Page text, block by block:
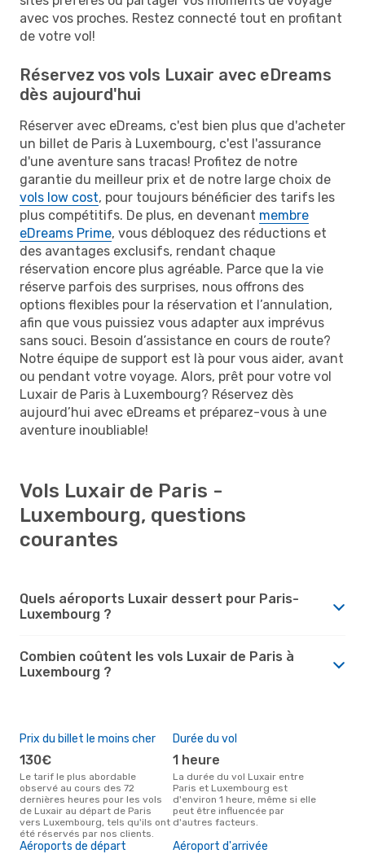
avec vos proches. Restez connecté tout en profitant
de votre vol!
Réservez vos vols Luxair avec eDreams
dès aujourd'hui
Réserver avec eDreams, c'est bien plus que d'acheter
un billet de Paris à Luxembourg, c'est l'assurance
d'une aventure sans tracas! Profitez de notre
garantie du meilleur prix et de notre large choix de
vols low cost, pour toujours bénéficier des tarifs les
plus compétitifs. De plus, en devenant membre
eDreams Prime, vous débloquez des réductions et
des avantages exclusifs, rendant chaque
réservation encore plus agréable. Parce que la vie
réserve parfois des surprises, nous offrons des
options flexibles pour la réservation et l’annulation,
afin que vous puissiez vous adapter aux imprévus
sans souci. Besoin d’assistance en cours de route?
Notre équipe de support est là pour vous aider, avant
ou pendant votre voyage. Alors, prêt pour votre vol
Luxair de Paris à Luxembourg? Réservez dès
aujourd’hui avec eDreams et préparez-vous à une
aventure inoubliable!
Vols Luxair de Paris -
Luxembourg, questions
courantes
Quels aéroports Luxair dessert pour Paris-
Luxembourg ?
Combien coûtent les vols Luxair de Paris à
Luxembourg ?
Prix du billet le moins cher
130€
Le tarif le plus abordable
observé au cours des 72
dernières heures pour les vols
de Luxair au départ de Paris
vers Luxembourg, tels qu'ils ont
été réservés par nos clients.
Durée du vol
1 heure
La durée du vol Luxair entre
Paris et Luxembourg est
d'environ 1 heure, même si elle
peut être influencée par
d'autres facteurs.
Aéroports de départ Aéroport d'arrivée